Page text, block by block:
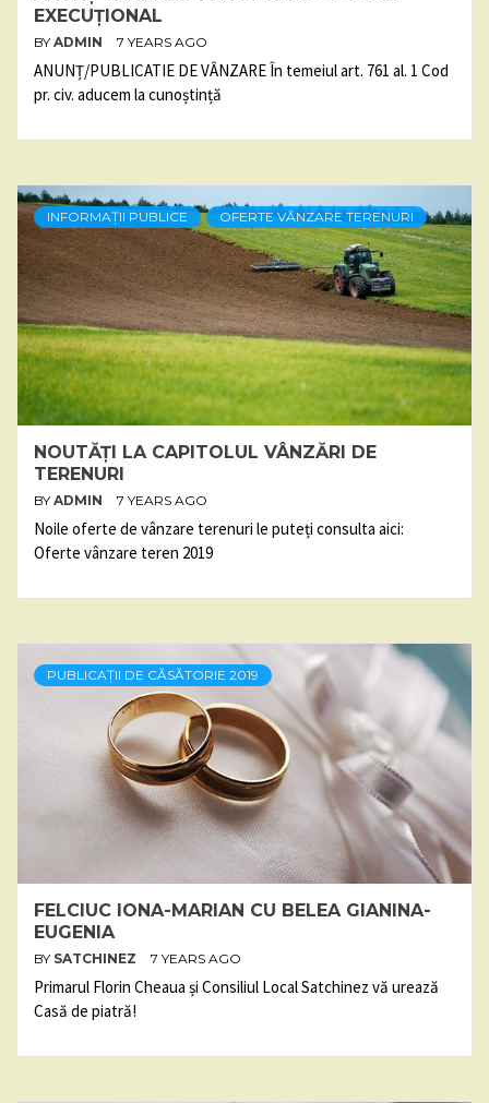
EXECUȚIONAL
BY ADMIN 7 YEARS AGO
ANUNȚ/PUBLICATIE DE VÂNZARE În temeiul art. 761 al. 1 Cod
pr. civ. aducem la cunoștință
INFORMAȚII PUBLICE OFERTE VÂNZARE TERENURI
NOUTĂȚI LA CAPITOLUL VÂNZĂRI DE
TERENURI
BY ADMIN 7 YEARS AGO
Noile oferte de vânzare terenuri le puteți consulta aici:
Oferte vânzare teren 2019
PUBLICAȚII DE CĂSĂTORIE 2019
FELCIUC IONA-MARIAN CU BELEA GIANINA-
EUGENIA
BY SATCHINEZ 7 YEARS AGO
Primarul Florin Cheaua și Consiliul Local Satchinez vă urează
Casă de piatră!